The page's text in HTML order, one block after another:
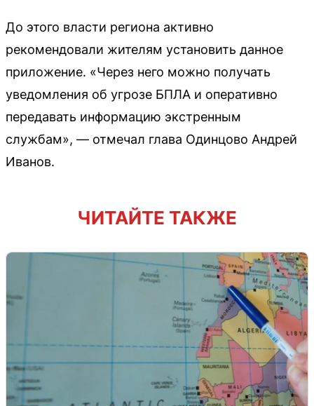
До этого власти региона активно
рекомендовали жителям установить данное
приложение. «Через него можно получать
уведомления об угрозе БПЛА и оперативно
передавать информацию экстренным
службам», — отмечал глава Одинцово Андрей
Иванов.
ЧИТАЙТЕ ТАКЖЕ